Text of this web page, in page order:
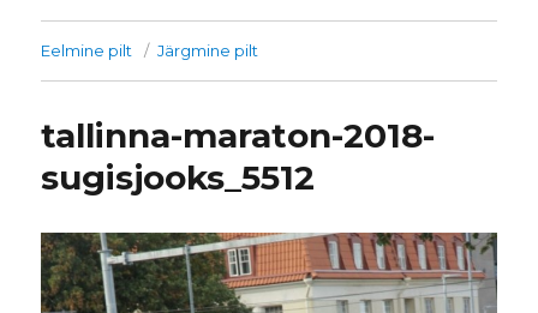
Eelmine pilt Järgmine pilt
tallinna-maraton-2018-
sugisjooks_5512